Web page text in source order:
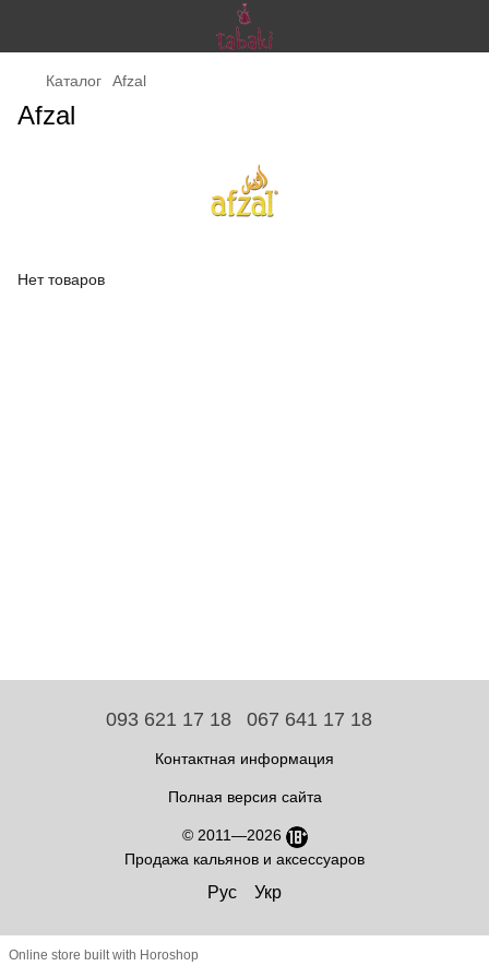
Каталог Afzal
Afzal
Нет товаров
093 621 17 18 067 641 17 18
Контактная информация
Полная версия сайта
© 2011—2026
Продажа кальянов и аксессуаров
Рус Укр
Online store built with Horoshop